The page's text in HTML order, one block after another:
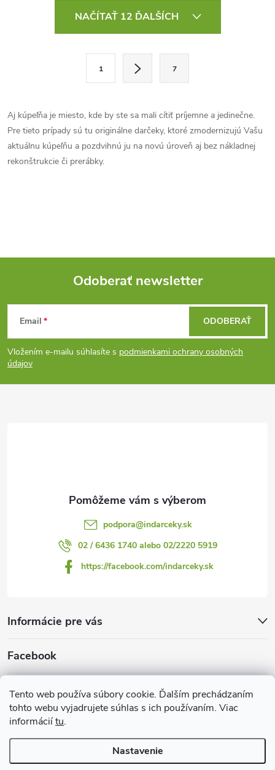
Tento web používa súbory cookie. Ďalším prechádzaním
tohto webu vyjadrujete súhlas s ich používaním. Viac
informáciítu.
Nastavenie
d
a
c
r
k
v
ý
NAČÍTAŤ 12 ĎALŠÍCH
á
n
k
o
1 7
Aj kúpeľňa je miesto, kde by ste sa mali cítiť príjemne a jedinečne.
Pre tieto prípady sú tu originálne darčeky, ktoré zmodernizujú Vašu
aktuálnu kúpeľňu a pozdvihnú ju na novú úroveň aj bez nákladnej
rekonštrukcie či prerábky.
Z
á
p
Odoberať newsletter
Email
Vložením e-mailu súhlasíte s podmienkami ochrany osobných
údajov
ODOBERAŤ
podpora@indarceky.sk
02 / 6436 1740 alebo 02/2220 5919
https://facebook.com/indarceky.sk
Informácie pre vás
Facebook
Prijímame online platby
Copyright 2026Indarčeky.sk. Všetky práva vyhradené.Upraviť